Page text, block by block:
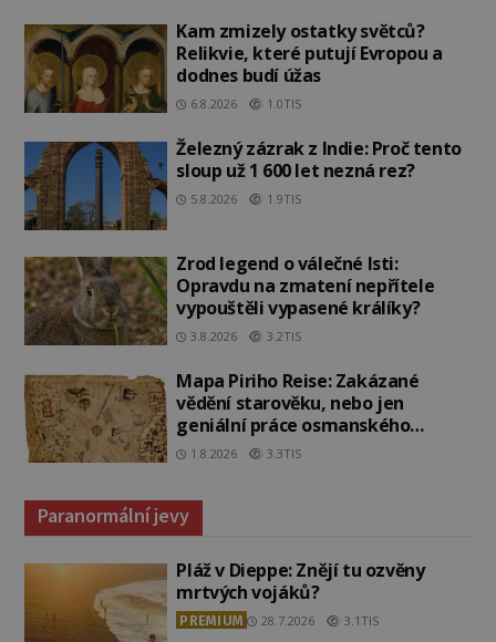
Kam zmizely ostatky světců?
Relikvie, které putují Evropou a
dodnes budí úžas
6.8.2026 1.0TIS
Železný zázrak z Indie: Proč tento
sloup už 1 600 let nezná rez?
5.8.2026 1.9TIS
Zrod legend o válečné lsti:
Opravdu na zmatení nepřítele
vypouštěli vypasené králíky?
3.8.2026 3.2TIS
Mapa Piriho Reise: Zakázané
vědění starověku, nebo jen
geniální práce osmanského
admirála?
1.8.2026 3.3TIS
Paranormální jevy
Pláž v Dieppe: Znějí tu ozvěny
mrtvých vojáků?
PREMIUM 28.7.2026 3.1TIS